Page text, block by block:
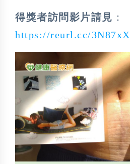
得獎者訪問影片請見 ：
https://reurl.cc/3N87xX